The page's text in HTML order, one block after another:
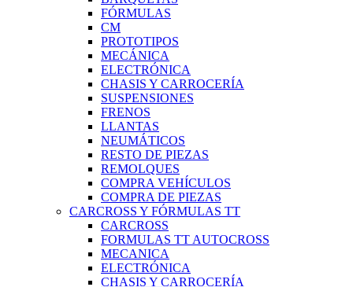
FÓRMULAS
CM
PROTOTIPOS
MECÁNICA
ELECTRÓNICA
CHASIS Y CARROCERÍA
SUSPENSIONES
FRENOS
LLANTAS
NEUMÁTICOS
RESTO DE PIEZAS
REMOLQUES
COMPRA VEHÍCULOS
COMPRA DE PIEZAS
CARCROSS Y FÓRMULAS TT
CARCROSS
FORMULAS TT AUTOCROSS
MECANICA
ELECTRÓNICA
CHASIS Y CARROCERÍA